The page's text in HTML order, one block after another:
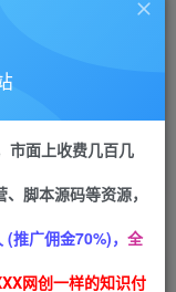
研究探讨更多创业项目路子。
招募站长
APP下载
GO
一单19.9，单
市面上收费几百几
脚本源码等资源，
推广佣金70%)， 全
网创一样的知识付